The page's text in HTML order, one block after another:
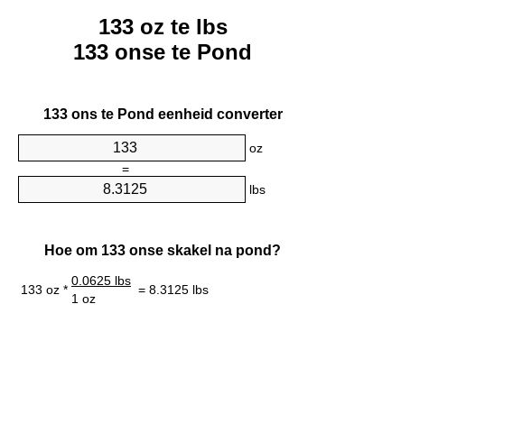
133 oz te lbs
133 onse te Pond
133 ons te Pond eenheid converter
oz
=
lbs
Hoe om 133 onse skakel na pond?
133 oz *
0.0625 lbs
= 8.3125 lbs
1 oz